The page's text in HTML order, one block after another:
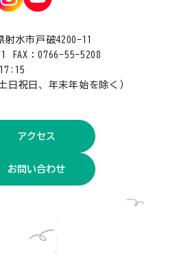
射水市戸破4200-11
FAX：0766-55-5208
日祝日、年末年始を除く）
アクセス
お問い合わせ